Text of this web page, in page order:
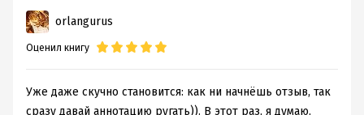
считается связующим звеном между Небом и людьми.
Появление Гавриила всегда связано с моментом
нас к дочерям Салпаада, которые первыми получили
orlangurus
Оценил книгу
Уже даже скучно становится: как ни начнёшь отзыв, так
сразу давай аннотацию ругать)). В этот раз, я думаю,